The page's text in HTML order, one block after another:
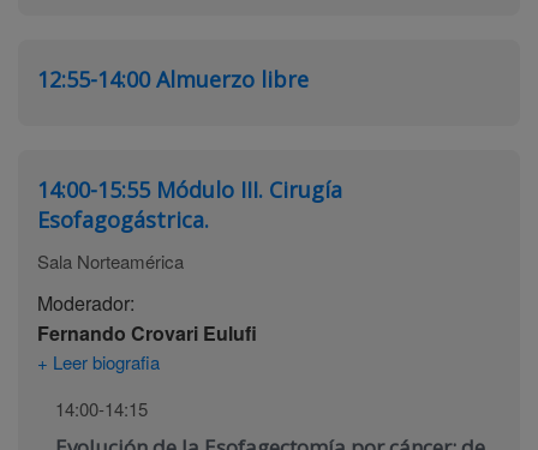
12:55-14:00Almuerzo libre
14:00-15:55 Módulo III. Cirugía
Esofagogástrica.
Sala Norteamérica
Moderador:
Fernando Crovari Eulufi
+ Leer biografia
14:00-14:15